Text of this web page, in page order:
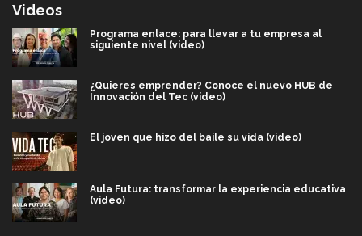
Videos
Programa enlace: para llevar a tu empresa al
siguiente nivel (video)
¿Quieres emprender? Conoce el nuevo HUB de
Innovación del Tec (video)
El joven que hizo del baile su vida (video)
Aula Futura: transformar la experiencia educativa
(video)